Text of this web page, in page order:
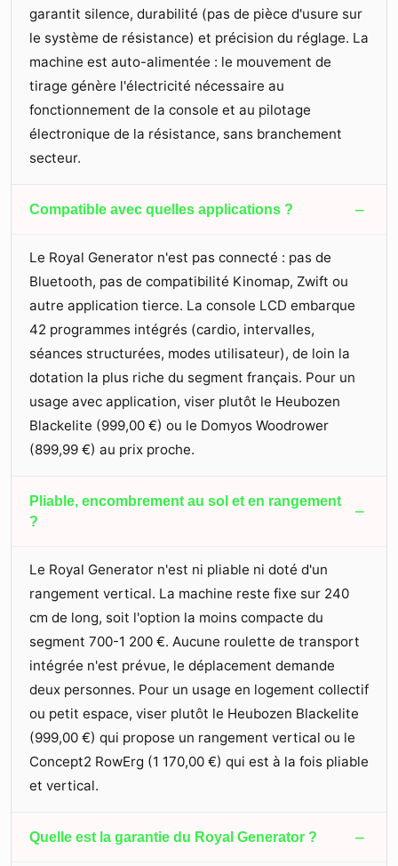
garantit silence, durabilité (pas de pièce d'usure sur
le système de résistance) et précision du réglage. La
machine est auto-alimentée : le mouvement de
tirage génère l'électricité nécessaire au
fonctionnement de la console et au pilotage
électronique de la résistance, sans branchement
secteur.
Compatible avec quelles applications ? −
Le Royal Generator n'est pas connecté : pas de
Bluetooth, pas de compatibilité Kinomap, Zwift ou
autre application tierce. La console LCD embarque
42 programmes intégrés (cardio, intervalles,
séances structurées, modes utilisateur), de loin la
dotation la plus riche du segment français. Pour un
usage avec application, viser plutôt le Heubozen
Blackelite (999,00 €) ou le Domyos Woodrower
(899,99 €) au prix proche.
Pliable, encombrement au sol et en rangement
?
−
Le Royal Generator n'est ni pliable ni doté d'un
rangement vertical. La machine reste fixe sur 240
cm de long, soit l'option la moins compacte du
segment 700-1 200 €. Aucune roulette de transport
intégrée n'est prévue, le déplacement demande
deux personnes. Pour un usage en logement collectif
ou petit espace, viser plutôt le Heubozen Blackelite
(999,00 €) qui propose un rangement vertical ou le
Concept2 RowErg (1 170,00 €) qui est à la fois pliable
et vertical.
Quelle est la garantie du Royal Generator ? −